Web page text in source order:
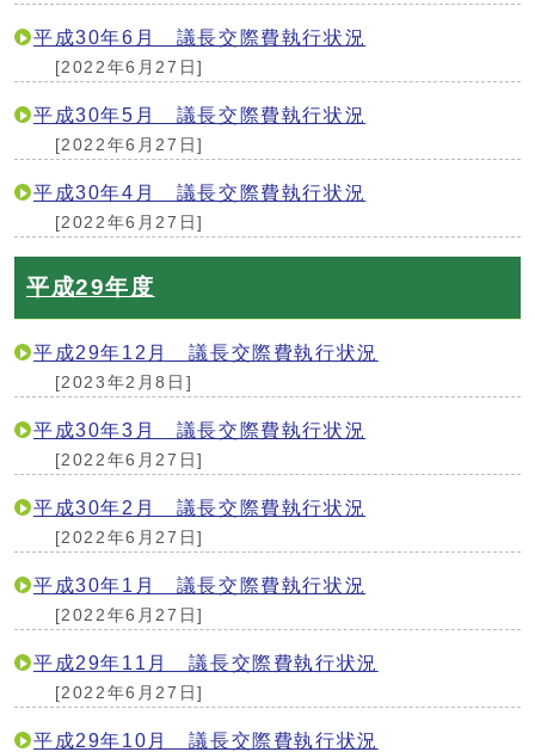
平成30年6月 議長交際費執行状況
[2022年6月27日]
平成30年5月 議長交際費執行状況
[2022年6月27日]
平成30年4月 議長交際費執行状況
[2022年6月27日]
平成29年度
平成29年12月 議長交際費執行状況
[2023年2月8日]
平成30年3月 議長交際費執行状況
[2022年6月27日]
平成30年2月 議長交際費執行状況
[2022年6月27日]
平成30年1月 議長交際費執行状況
[2022年6月27日]
平成29年11月 議長交際費執行状況
[2022年6月27日]
平成29年10月 議長交際費執行状況